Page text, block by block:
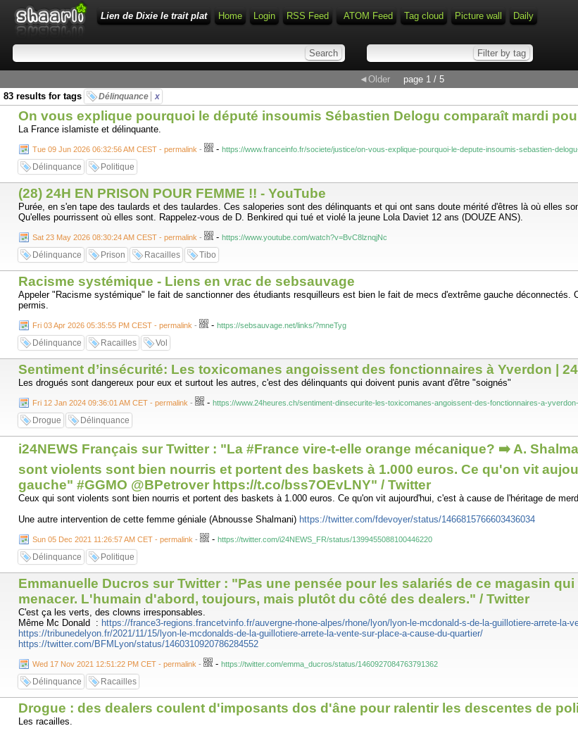
Lien de Dixie le trait plat Home Login RSS Feed ATOM Feed Tag cloud Picture wall Daily
◄Older
page 1 / 5
83 results for tags
Délinquance x
On vous explique pourquoi le député insoumis Sébastien Delogu comparaît mardi
La France islamiste et délinquante.
Tue 09 Jun 2026 06:32:56 AM CEST - permalink - - https://www.franceinfo.fr/societe/justice/on-vous-explique-pourquoi-le-depute-insoumis-sebastien-
Délinquance Politique
(28) 24H EN PRISON POUR FEMME !! - YouTube
Purée, en s'en tape des taulards et des taulardes. Ces saloperies sont des délinquants et qui ont sans doute mérité d'êtres là où elles
Qu'elles pourrissent où elles sont. Rappelez-vous de D. Benkired qui tué et violé la jeune Lola Daviet 12 ans (DOUZE ANS).
Sat 23 May 2026 08:30:24 AM CEST - permalink - - https://www.youtube.com/watch?v=BvC8lznqjNc
Délinquance Prison Racailles Tibo
Racisme systémique - Liens en vrac de sebsauvage
Appeler "Racisme systémique" le fait de sanctionner des étudiants resquilleurs est bien le fait de mecs d'extrême gauche
permis.
Fri 03 Apr 2026 05:35:55 PM CEST - permalink - - https://sebsauvage.net/links/?mneTyg
Délinquance Racailles Vol
Sentiment d’insécurité: Les toxicomanes angoissent des fonctionnaires à Yverdon |
Les drogués sont dangereux pour eux et surtout les autres, c'est des délinquants qui doivent punis avant d'être "soignés"
Fri 12 Jan 2024 09:36:01 AM CET - permalink - - https://www.24heures.ch/sentiment-dinsecurite-les-toxicomanes-angoissent-des-fonctionnaires-a-
Drogue Délinquance
i24NEWS Français sur Twitter : "La #France vire-t-elle orange mécanique? ➡️ A.
sont violents sont bien nourris et portent des baskets à 1.000 euros. Ce qu'on vit
gauche" #GGMO @BPetrover https://t.co/bss7OEvLNY" / Twitter
Ceux qui sont violents sont bien nourris et portent des baskets à 1.000 euros. Ce qu'on vit aujourd'hui, c'est à cause de l'héritage de
Une autre intervention de cette femme géniale (Abnousse Shalmani) https://twitter.com/fdevoyer/status/1466815766603436034
Sun 05 Dec 2021 11:26:57 AM CET - permalink - - https://twitter.com/i24NEWS_FR/status/1399455088100446220
Délinquance Politique
Emmanuelle Ducros sur Twitter : "Pas une pensée pour les salariés de ce magasin
menacer. L'humain d'abord, toujours, mais plutôt du côté des dealers." / Twitter
C'est ça les verts, des clowns irresponsables.
Même Mc Donald : https://france3-regions.francetvinfo.fr/auvergne-rhone-alpes/rhone/lyon/lyon-le-mcdonald-s-de-la-guillotiere-arrete-la-
https://tribunedelyon.fr/2021/11/15/lyon-le-mcdonalds-de-la-guillotiere-arrete-la-vente-sur-place-a-cause-du-quartier/
https://twitter.com/BFMLyon/status/1460310920786284552
Wed 17 Nov 2021 12:51:22 PM CET - permalink - - https://twitter.com/emma_ducros/status/1460927084763791362
Délinquance Racailles
Drogue : des dealers coulent d'imposants dos d'âne pour ralentir les descentes de
Les racailles.